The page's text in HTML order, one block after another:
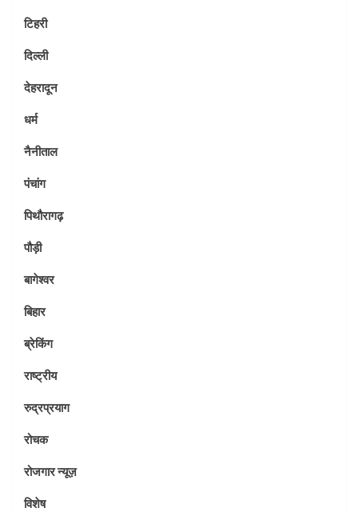
टिहरी
दिल्ली
देहरादून
धर्म
नैनीताल
पंचांग
पिथौरागढ़
पौड़ी
बागेश्वर
बिहार
ब्रेकिंग
राष्ट्रीय
रुद्रप्रयाग
रोचक
रोजगार न्यूज़
विशेष